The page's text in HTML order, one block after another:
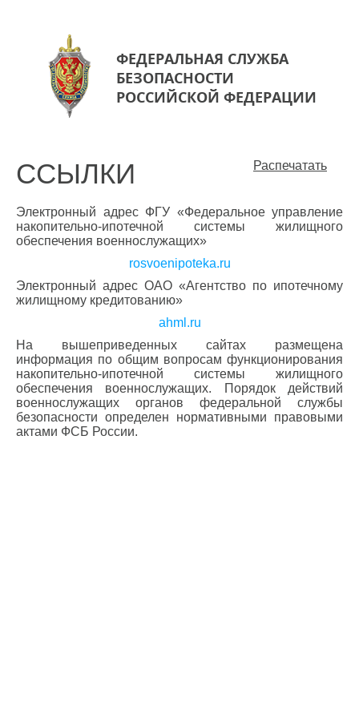
ФЕДЕРАЛЬНАЯ СЛУЖБА
БЕЗОПАСНОСТИ
РОССИЙСКОЙ ФЕДЕРАЦИИ
Распечатать
ССЫЛКИ
Электронный адрес ФГУ «Федеральное управление
накопительно-ипотечной системы жилищного
обеспечения военнослужащих»
rosvoenipoteka.ru
Электронный адрес ОАО «Агентство по ипотечному
жилищному кредитованию»
ahml.ru
На вышеприведенных сайтах размещена
информация по общим вопросам функционирования
накопительно-ипотечной системы жилищного
обеспечения военнослужащих. Порядок действий
военнослужащих органов федеральной службы
безопасности определен нормативными правовыми
актами ФСБ России.